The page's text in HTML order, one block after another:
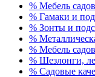
% Мебель
% Гамаки и
% Зонты и
%
% Мебель
% Шезлонги,
% Садовые